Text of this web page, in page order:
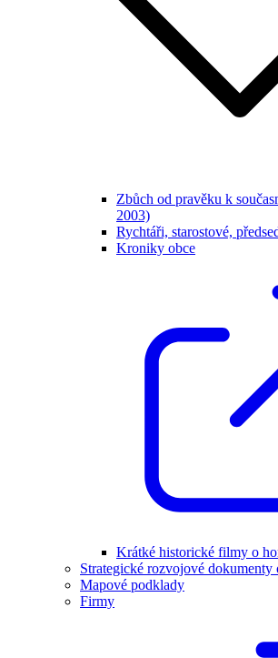
Zbůch od pravěku k
2003)
Rychtáři, starostové,
Kroniky obce
Krátké historické filmy o
Strategické rozvojové dokumenty
Mapové podklady
Firmy